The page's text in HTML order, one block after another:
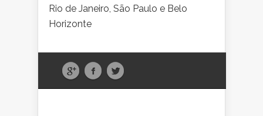
Rio de Janeiro, São Paulo e Belo
Horizonte